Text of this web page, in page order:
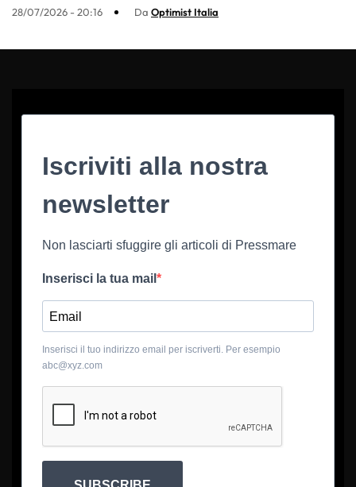
28/07/2026 - 20:16 Da Optimist Italia
Iscriviti alla nostra
newsletter
Non lasciarti sfuggire gli articoli di Pressmare
Inserisci la tua mail
Inserisci il tuo indirizzo email per iscriverti. Per esempio
abc@xyz.com